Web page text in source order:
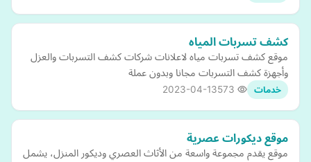
كشف تسربات المياه
موقع كشف تسربات مياه لاعلانات شركات كشف التسربات والعزل
وأجهزة كشف التسربات مجانا وبدون عملة
خدمات 2023-04-13
موقع ديكورات عصرية
موقع يقدم مجموعة واسعة من الأثاث العصري وديكور المنزل، يشمل